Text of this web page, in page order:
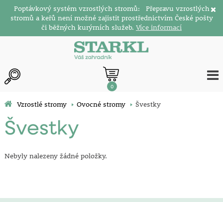
Poptávkový systém vzrostlých stromů: Přepravu vzrostlých
stromů a keřů není možné zajistit prostřednictvím České pošty
či běžných kurýrních služeb. Více informací
0
Vzrostlé stromy Ovocné stromy Švestky
Švestky
Nebyly nalezeny žádné položky.